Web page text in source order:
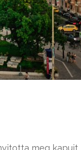
meg kapuit,